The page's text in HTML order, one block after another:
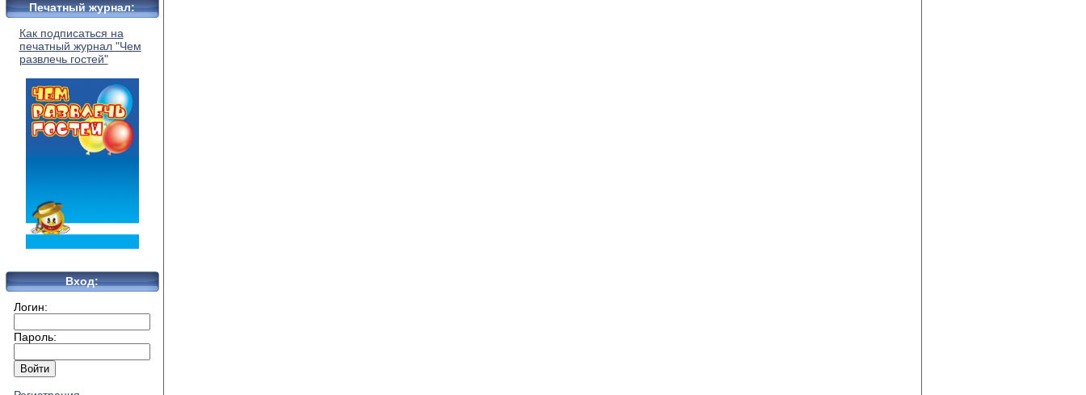
Печатный журнал:
Как подписаться на
печатный журнал "Чем
развлечь гостей"
Вход:
Логин:
Пароль: